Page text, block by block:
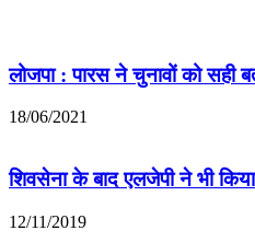
लोजपा : पारस ने चुनावों को सही
18/06/2021
शिवसेना के बाद एलजेपी ने भी
12/11/2019